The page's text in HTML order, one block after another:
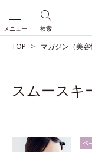
検索
メニュー
TOP マガジン（美容
スムースキ
ベ